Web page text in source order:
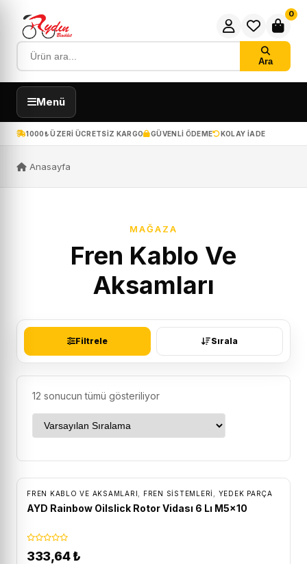
Ara
0
Menü
1000₺ ÜZERI ÜCRETSIZ KARGO GÜVENLI ÖDEME KOLAY IADE
Anasayfa
MAĞAZA
Fren Kablo Ve
Aksamları
Filtrele Sırala
12 sonucun tümü gösteriliyor
FREN KABLO VE AKSAMLARI FREN SISTEMLERI YEDEK PARÇA
AYD Rainbow Oilslick Rotor Vidası 6 Lı M5x10
333,64₺